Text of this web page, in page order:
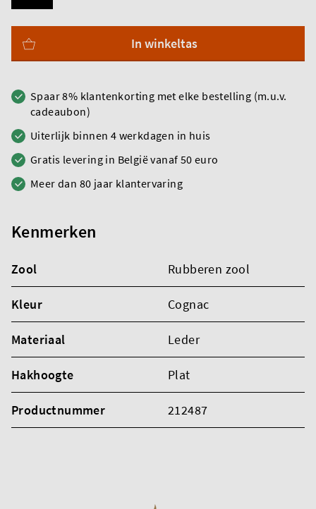
In winkeltas
Spaar 8% klantenkorting met elke bestelling (m.u.v.
cadeaubon)
Uiterlijk binnen 4 werkdagen in huis
Gratis levering in België vanaf 50 euro
Meer dan 80 jaar klantervaring
Kenmerken
Zool Rubberen zool
Kleur Cognac
Materiaal Leder
Hakhoogte Plat
Productnummer 212487